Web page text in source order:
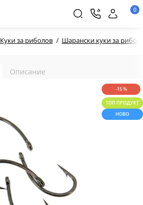
0
Куки за риболов Шарански куки за
Описание
-15 %
ТОП ПРОДУКТ
НОВО